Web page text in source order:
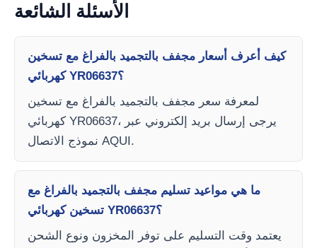
الأسئلة الشائعة
كيف أعرف أسعار مجفف بالتجميد بالفراغ مع تسخين
كهربائي YR06637؟
لمعرفة سعر مجفف بالتجميد بالفراغ مع تسخين
كهربائي YR06637، يرجى إرسال بريد إلكتروني عبر
نموذج الاتصال AQUI.
ما هي مواعيد تسليم مجفف بالتجميد بالفراغ مع
تسخين كهربائي YR06637؟
يعتمد وقت التسليم على توفر المخزون ونوع الشحن